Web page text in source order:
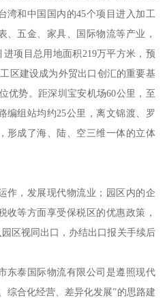
湾和中国国内的45个项目进入加工
、五金、家具、国际物流等产业，
项目总用地面积219万平方米，预
区建设成为外贸出口创汇的重要基
优势。距深圳宝安机场60公里，至
编组站均约25公里，离文锦渡、罗
形成了海、陆、空三维一体的立体
作，发展现代物流业；园区内的企
收等方面享受保税区的优惠政策，
区视同出口，办结出口报关手续后
东泰国际物流有限公司是遵照现代
综合化经营、差异化发展”的思路建